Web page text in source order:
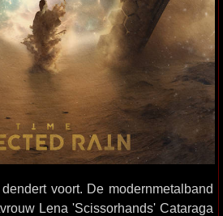
voort. De modernmetalband
Lena 'Scissorhands' Cataraga